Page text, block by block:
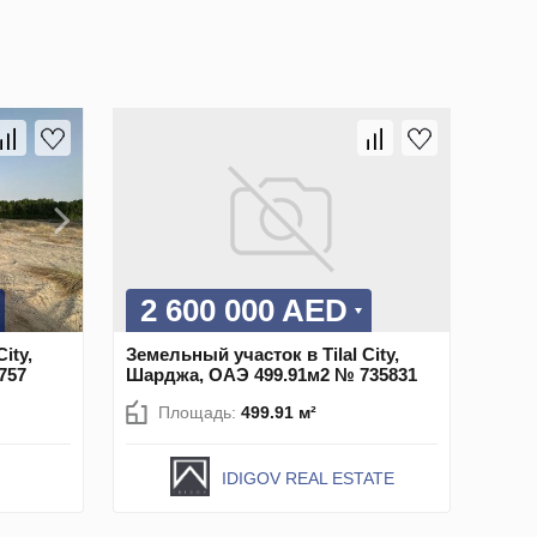
2 600 000 AED
Земельный участок в Tilal City,
Шарджа, ОАЭ 499.91м2 № 735831
Площадь: 499.91 м²
IDIGOV REAL ESTATE